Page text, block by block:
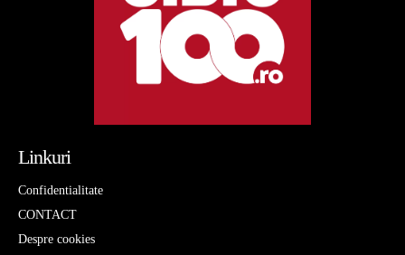
Linkuri
Confidentialitate
CONTACT
Despre cookies